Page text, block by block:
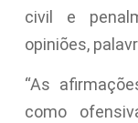
civil e
opiniões,
“As
como